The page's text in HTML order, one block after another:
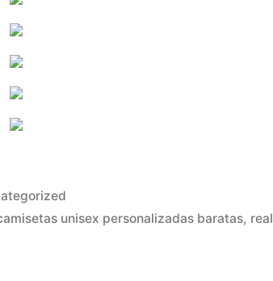
unisex personalizadas baratas, real